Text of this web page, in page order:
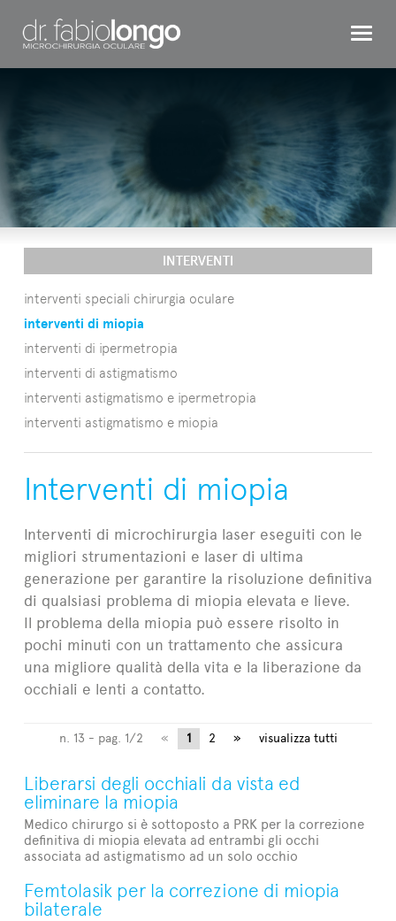
OCCHIO BAMBINO
INTERVENTI
TESTIMONIAL
DR. LONGO
INTERVENTI
interventi speciali chirurgia oculare
interventi di miopia
interventi di ipermetropia
interventi di astigmatismo
interventi astigmatismo e ipermetropia
interventi astigmatismo e miopia
Interventi di miopia
Interventi di microchirurgia laser eseguiti con le
migliori strumentazioni e laser di ultima
generazione per garantire la risoluzione definitiva
di qualsiasi problema di miopia elevata e lieve.
Il problema della miopia può essere risolto in
pochi minuti con un trattamento che assicura
una migliore qualità della vita e la liberazione da
occhiali e lenti a contatto.
n. 13 - pag. 1/2 « 1 2 » visualizza tutti
Liberarsi degli occhiali da vista ed
eliminare la miopia
Medico chirurgo si è sottoposto a PRK per la correzione
definitiva di miopia elevata ad entrambi gli occhi
associata ad astigmatismo ad un solo occhio
Femtolasik per la correzione di miopia
bilaterale